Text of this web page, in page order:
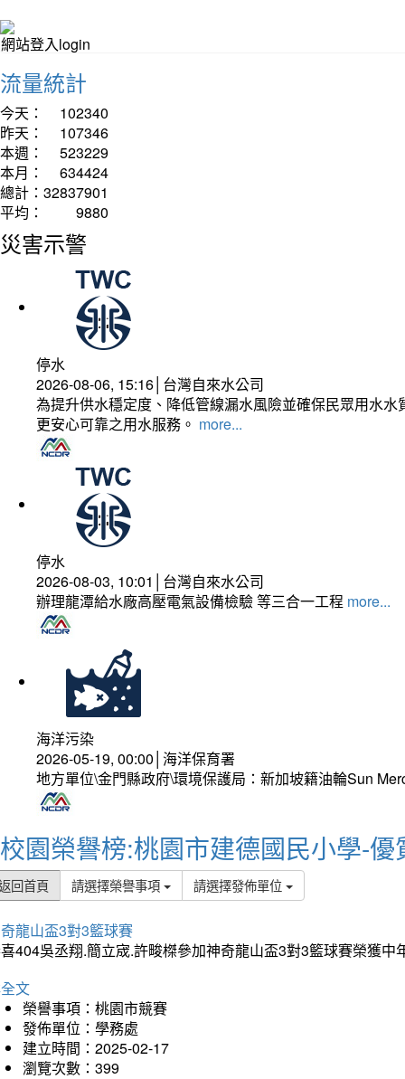
網站登入login
流量統計
今天：
102340
昨天：
107346
本週：
523229
本月：
634424
總計： 32837901
平均：
9880
災害示警
停水
2026-08-06, 15:16│台灣自來水公司
為提升供水穩定度、降低管線漏水風險並確保民眾用水
更安心可靠之用水服務。 more...
停水
2026-08-03, 10:01│台灣自來水公司
辦理龍潭給水廠高壓電氣設備檢驗 等三合一工程 more...
海洋污染
2026-05-19, 00:00│海洋保育署
地方單位\金門縣政府\環境保護局：新加坡籍油輪Sun
校園榮譽榜:桃園市建德國民小學-優
回首頁 請選擇榮譽事項 請選擇發佈單位
龍山盃3對3籃球賽
404吳丞翔.簡立宬.許畯榤參加神奇龍山盃3對3籃球賽榮獲中
文
榮譽事項：桃園市競賽
發佈單位：學務處
建立時間：2025-02-17
瀏覽次數：399